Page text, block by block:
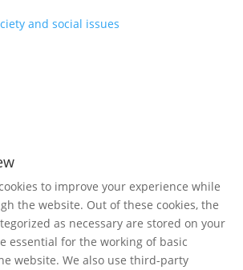
and social issues
to improve your experience while
the website. Out of these cookies, the
as necessary are stored on your
essential for the working of basic
website. We also use third-party